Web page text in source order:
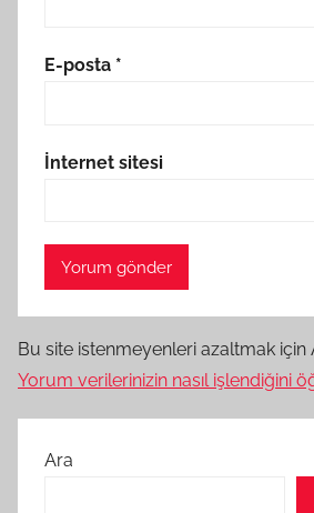
E-posta *
İnternet sitesi
Bu site istenmeyenleri azaltmak için
Yorum verilerinizin nasıl işlendiğini
Ara